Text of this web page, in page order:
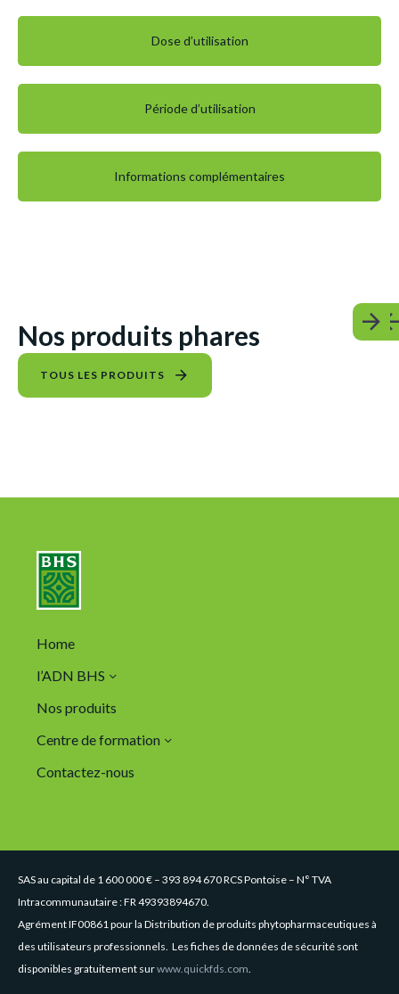
Dose d’utilisation
Période d’utilisation
Informations complémentaires
Nos produits phares
TOUS LES PRODUITS
Home
l’ADN BHS
Nos produits
Centre de formation
Contactez-nous
SAS au capital de 1 600 000 € – 393 894 670 RCS Pontoise – N° TVA
Intracommunautaire : FR 49393894670.
Agrément IF00861 pour la Distribution de produits phytopharmaceutiques à
des utilisateurs professionnels. Les fiches de données de sécurité sont
disponibles gratuitement surwww.quickfds.com.